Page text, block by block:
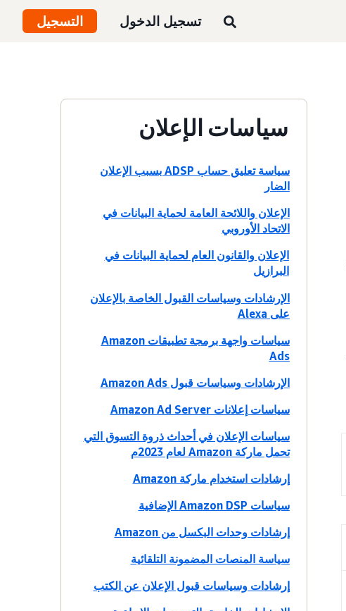
تسجيل الدخول التسجيل
سياسات الإعلان
سياسة تعليق حساب ADSP بسبب الإعلان
الضار
الإعلان واللائحة العامة لحماية البيانات في
الاتحاد الأوروبي
الإعلان والقانون العام لحماية البيانات في
البرازيل
الإرشادات وسياسات القبول الخاصة بالإعلان
على Alexa
سياسات واجهة برمجة تطبيقات Amazon
Ads
الإرشادات وسياسات قبول Amazon Ads
سياسات إعلانات Amazon Ad Server
سياسات الإعلان في أحداث ذروة التسوق التي
تحمل ماركة Amazon لعام 2023م
إرشادات استخدام ماركة Amazon
سياسات Amazon DSP الإضافية
إرشادات وحدات البكسل من Amazon
سياسة المنصات المضمونة التلقائية
إرشادات وسياسات قبول الإعلان عن الكتب